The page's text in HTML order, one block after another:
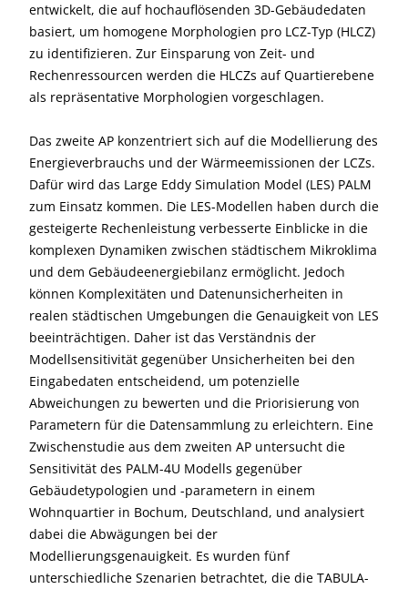
entwickelt, die auf hochauflösenden 3D-Gebäudedaten
basiert, um homogene Morphologien pro LCZ-Typ (HLCZ)
zu identifizieren. Zur Einsparung von Zeit- und
Rechenressourcen werden die HLCZs auf Quartierebene
als repräsentative Morphologien vorgeschlagen.
Das zweite AP konzentriert sich auf die Modellierung des
Energieverbrauchs und der Wärmeemissionen der LCZs.
Dafür wird das Large Eddy Simulation Model (LES) PALM
zum Einsatz kommen. Die LES-Modellen haben durch die
gesteigerte Rechenleistung verbesserte Einblicke in die
komplexen Dynamiken zwischen städtischem Mikroklima
und dem Gebäudeenergiebilanz ermöglicht. Jedoch
können Komplexitäten und Datenunsicherheiten in
realen städtischen Umgebungen die Genauigkeit von LES
beeinträchtigen. Daher ist das Verständnis der
Modellsensitivität gegenüber Unsicherheiten bei den
Eingabedaten entscheidend, um potenzielle
Abweichungen zu bewerten und die Priorisierung von
Parametern für die Datensammlung zu erleichtern. Eine
Zwischenstudie aus dem zweiten AP untersucht die
Sensitivität des PALM-4U Modells gegenüber
Gebäudetypologien und -parametern in einem
Wohnquartier in Bochum, Deutschland, und analysiert
dabei die Abwägungen bei der
Modellierungsgenauigkeit. Es wurden fünf
unterschiedliche Szenarien betrachtet, die die TABULA-